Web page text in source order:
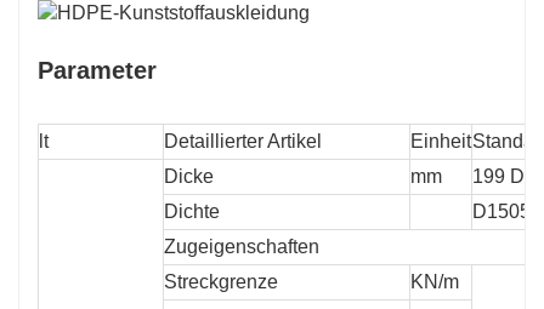
Parameter
lt Detaillierter Artikel Einheit
Dicke mm
199 Dh
Dichte
D1505/
Zugeigenschaften
Streckgrenze
KN/m